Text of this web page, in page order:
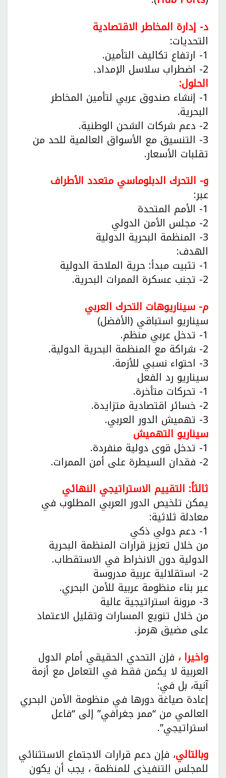
د- إدارة المخاطر الاقتصادية
التحديات:
1- ارتفاع تكاليف التأمين.
2- اضطراب سلاسل الإمداد.
الحلول:
1- إنشاء صندوق عربي لتأمين المخاطر
البحرية.
2- دعم شركات الشحن الوطنية.
3- التنسيق مع الأسواق العالمية للحد من
تقلبات الأسعار.
و- التحرك الدبلوماسي متعدد الأطراف
عبر:
1- الأمم المتحدة
2- مجلس الأمن الدولي
3- المنظمة البحرية الدولية
الهدف:
1- تثبيت مبدأ: حرية الملاحة الدولية
2- تجنب عسكرة الممرات البحرية.
م- سيناريوهات التحرك العربي
سيناريو استباقي (الأفضل)
1- تدخل عربي منظم.
2- شراكة مع المنظمة البحرية الدولية.
3- احتواء نسبي للأزمة.
سيناريو رد الفعل
1- تحركات متأخرة.
2- خسائر اقتصادية متزايدة.
3- تهميش الدور العربي.
سيناريو التهميش
1- تدخل قوى دولية منفردة.
2- فقدان السيطرة على أمن الممرات.
ثالثاً: التقييم الاستراتيجي النهائي
يمكن تلخيص الدور العربي المطلوب في
معادلة ثلاثية:
1- دعم دولي ذكي
من خلال تعزيز قرارات المنظمة البحرية
الدولية دون الانخراط في الاستقطاب.
2- استقلالية عربية مدروسة
عبر بناء منظومة عربية للأمن البحري.
3- مرونة استراتيجية عالية
من خلال تنويع المسارات وتقليل الاعتماد
على مضيق هرمز.
واخيرا ، فإن التحدي الحقيقي أمام الدول
العربية لا يكمن فقط في التعامل مع أزمة
آنية، بل في:
إعادة صياغة دورها في منظومة الأمن البحري
العالمي من “ممر جغرافي” إلى “فاعل
استراتيجي”.
وبالتالي، فإن دعم قرارات الاجتماع الاستثنائي
للمجلس التنفيذى للمنظمة ، يجب أن يكون